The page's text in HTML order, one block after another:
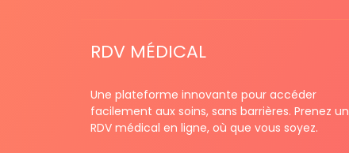
RDV MÉDICAL
Une plateforme innovante pour accéder
facilement aux soins, sans barrières. Prenez un
RDV médical en ligne, où que vous soyez.